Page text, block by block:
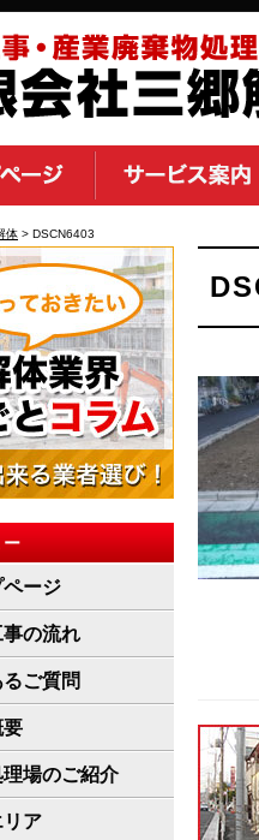
体 > DSCN6403
ページ
の流れ
ご質問
要
場のご紹介
ア